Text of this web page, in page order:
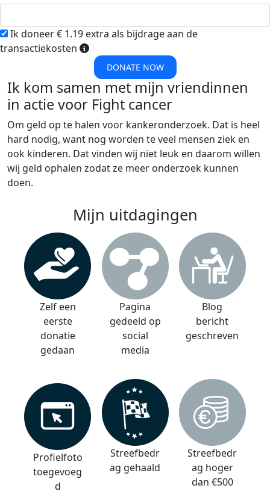
Ik doneer € 1.19 extra als bijdrage aan de
transactiekosten
DONATE NOW
Ik kom samen met mijn vriendinnen
in actie voor Fight cancer
Om geld op te halen voor kankeronderzoek. Dat is heel
hard nodig, want nog worden te veel mensen ziek en
ook kinderen. Dat vinden wij niet leuk en daarom willen
wij geld ophalen zodat ze meer onderzoek kunnen
doen.
Mijn uitdagingen
Zelf een
eerste
donatie
gedaan
Pagina
gedeeld op
social
media
Blog
bericht
geschreven
Profielfoto
toegevoeg
d
Streefbedr
ag gehaald
Streefbedr
ag hoger
dan €500